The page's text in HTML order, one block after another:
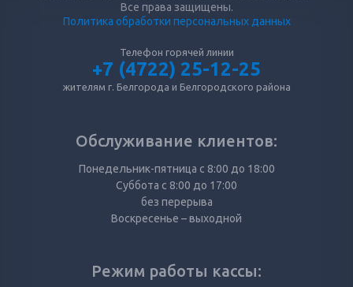
Все права защищены.
Политика обработки персональных данных
Телефон горячей линии
+7 (4722) 25-12-25
жителям г. Белгорода и Белгородского района
Обслуживание клиентов:
Понедельник-пятница с 8:00 до 18:00
Суббота с 8:00 до 17:00
без перерыва
Воскресенье – выходной
Режим работы кассы: